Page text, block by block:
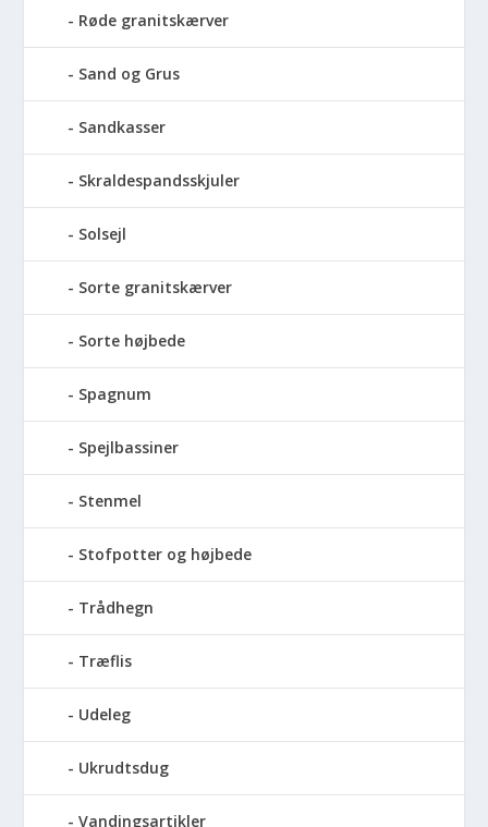
Røde granitskærver
Sand og Grus
Sandkasser
Skraldespandsskjuler
Solsejl
Sorte granitskærver
Sorte højbede
Spagnum
Spejlbassiner
Stenmel
Stofpotter og højbede
Trådhegn
Træflis
Udeleg
Ukrudtsdug
Vandingsartikler